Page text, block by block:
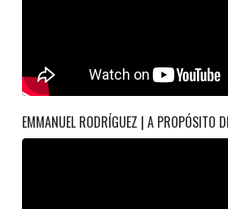
EMMANUEL RODRÍGUEZ | A PROPÓSITO